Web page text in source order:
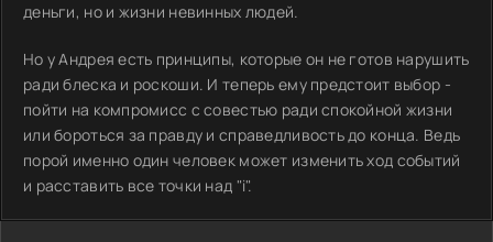
деньги, но и жизни невинных людей.
Но у Андрея есть принципы, которые он не готов нарушить
ради блеска и роскоши. И теперь ему предстоит выбор -
пойти на компромисс с совестью ради спокойной жизни
или бороться за правду и справедливость до конца. Ведь
порой именно один человек может изменить ход событий
и расставить все точки над "i".